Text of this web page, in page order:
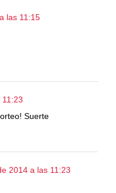
las 11:15
Suerte
2014 a las 11:23